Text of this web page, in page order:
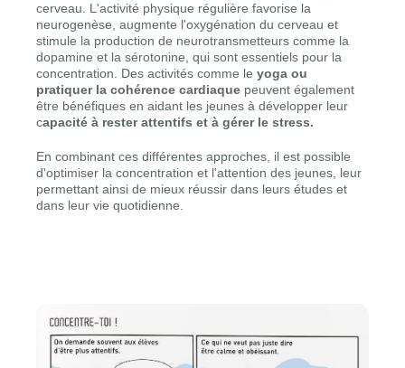
cerveau. L'activité physique régulière favorise la
neurogenèse, augmente l'oxygénation du cerveau et
stimule la production de neurotransmetteurs comme la
dopamine et la sérotonine, qui sont essentiels pour la
concentration. Des activités comme le yoga ou
pratiquer la cohérence cardiaque peuvent également
être bénéfiques en aidant les jeunes à développer leur
capacité à rester attentifs et à gérer le stress.
En combinant ces différentes approches, il est possible
d'optimiser la concentration et l'attention des jeunes, leur
permettant ainsi de mieux réussir dans leurs études et
dans leur vie quotidienne.